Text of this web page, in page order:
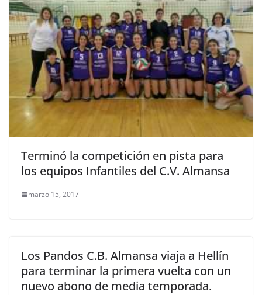
Terminó la competición en pista para
los equipos Infantiles del C.V. Almansa
marzo 15, 2017
Los Pandos C.B. Almansa viaja a Hellín
para terminar la primera vuelta con un
nuevo abono de media temporada.